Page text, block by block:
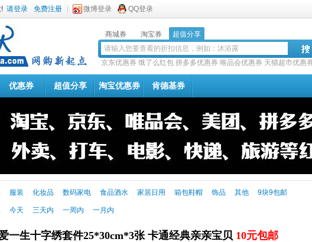
请登录 免费注册 微博登录 QQ登录
商城券 淘宝券 超值分享
京东优惠券 饿了么红包 拼多多优惠券 唯品会优惠券 天猫超市优惠
优惠券 超值分享 淘宝优惠券 肯德基券
服装 化妆品 数码家电 食品酒水 家居日用 箱包鞋帽 饰品 其他 9块9包邮
今天 三天内 一周内 一月内
一生十字绣套件25*30cm*3张 卡通经典亲亲宝贝 10元包邮